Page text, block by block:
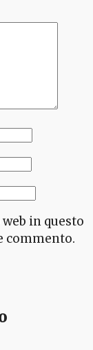
in questo
commento.